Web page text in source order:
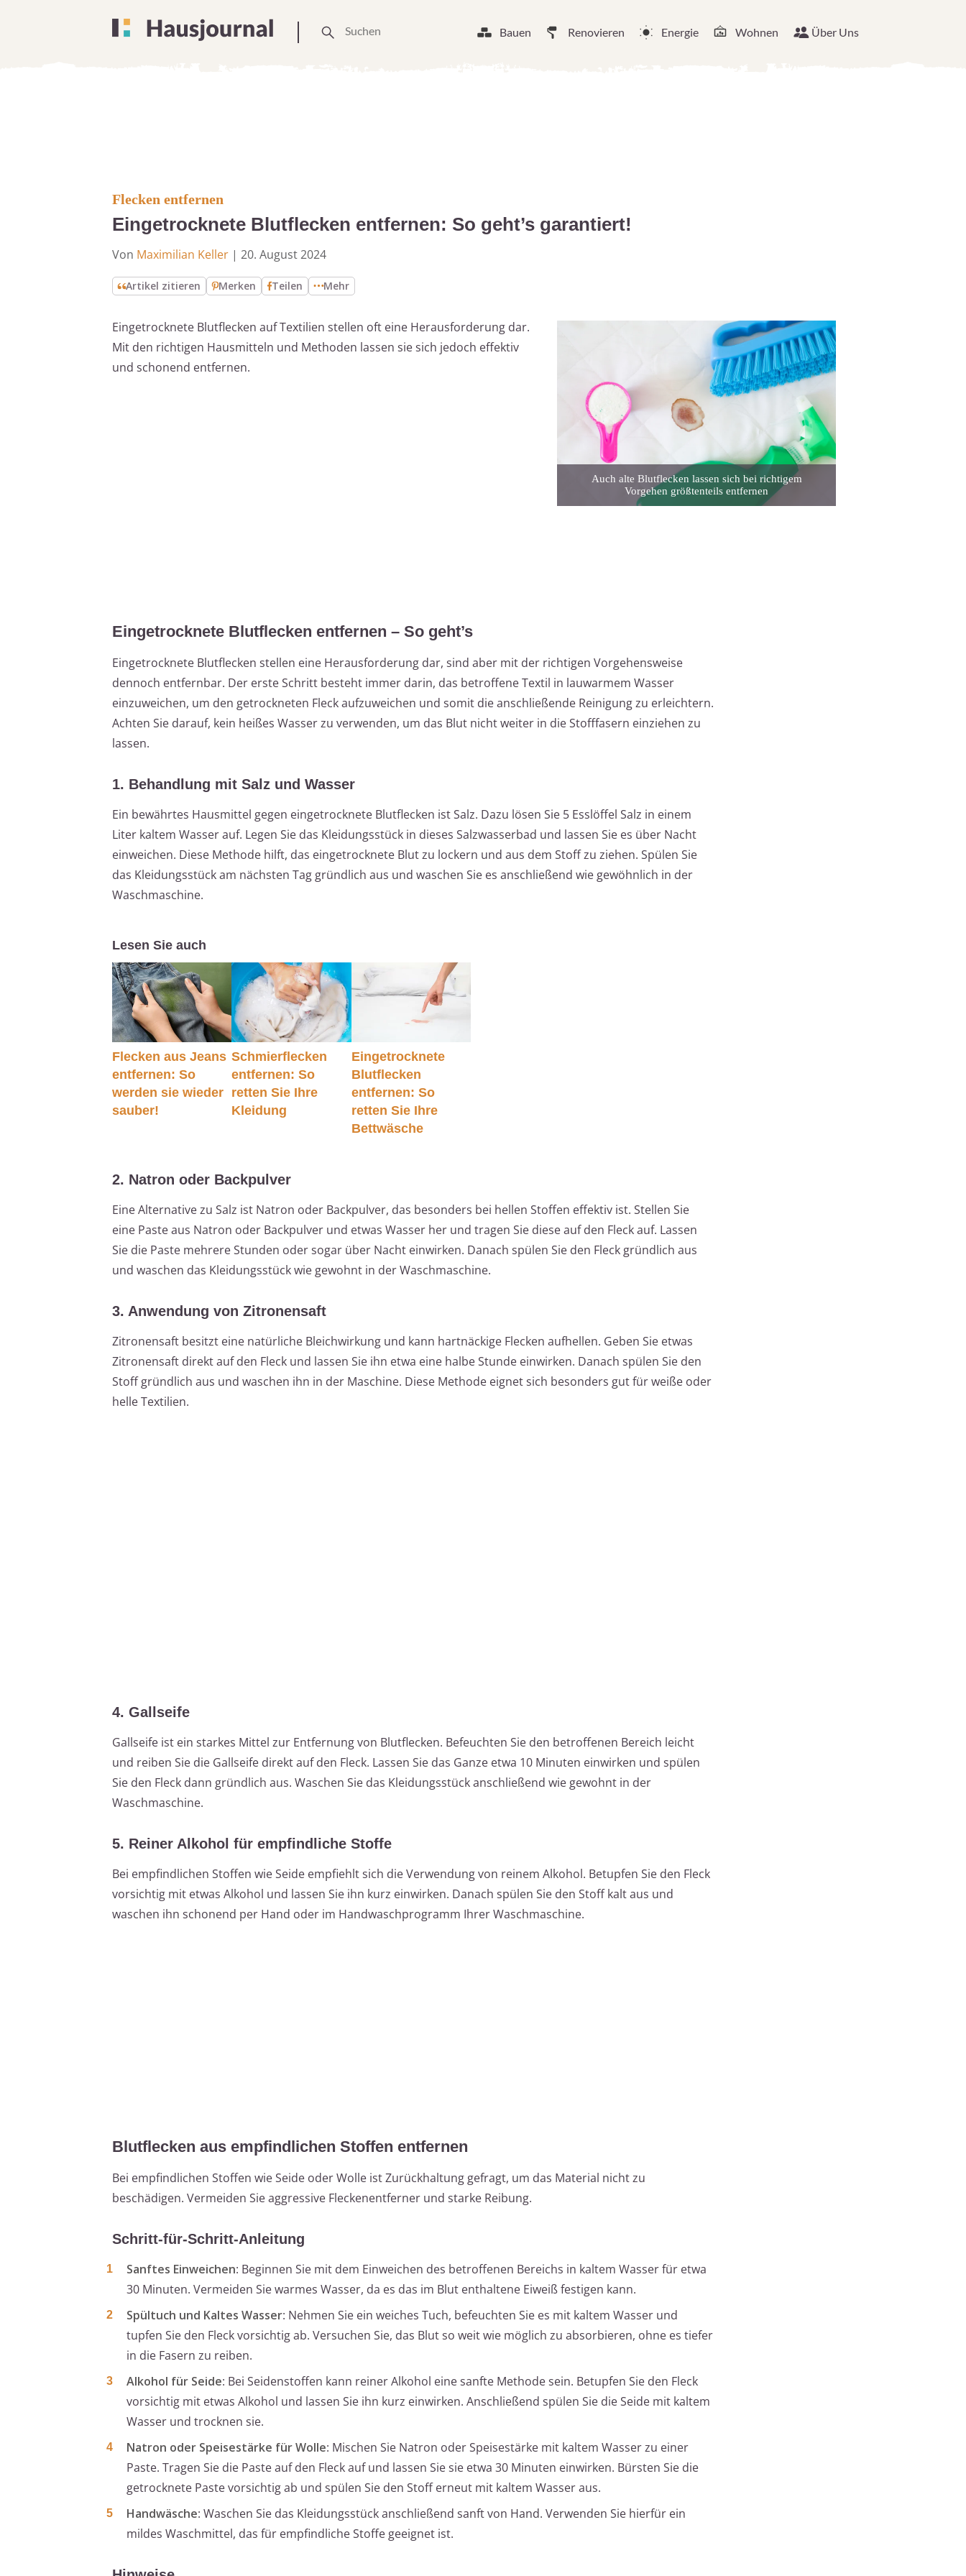
Bauen Renovieren Energie Wohnen Über Uns
Flecken entfernen
Eingetrocknete Blutflecken entfernen: So geht’s garantiert!
Von Maximilian Keller | 20. August 2024
Artikel zitieren Merken Teilen Mehr
Eingetrocknete Blutflecken auf Textilien stellen oft eine Herausforderung dar.
Mit den richtigen Hausmitteln und Methoden lassen sie sich jedoch effektiv
und schonend entfernen.
Auch alte Blutflecken lassen sich bei richtigem
Vorgehen größtenteils entfernen
Eingetrocknete Blutflecken entfernen – So geht’s
Eingetrocknete Blutflecken stellen eine Herausforderung dar, sind aber mit der richtigen Vorgehensweise
dennoch entfernbar. Der erste Schritt besteht immer darin, das betroffene Textil in lauwarmem Wasser
einzuweichen, um den getrockneten Fleck aufzuweichen und somit die anschließende Reinigung zu erleichtern.
Achten Sie darauf, kein heißes Wasser zu verwenden, um das Blut nicht weiter in die Stofffasern einziehen zu
lassen.
1. Behandlung mit Salz und Wasser
Ein bewährtes Hausmittel gegen eingetrocknete Blutflecken ist Salz. Dazu lösen Sie 5 Esslöffel Salz in einem
Liter kaltem Wasser auf. Legen Sie das Kleidungsstück in dieses Salzwasserbad und lassen Sie es über Nacht
einweichen. Diese Methode hilft, das eingetrocknete Blut zu lockern und aus dem Stoff zu ziehen. Spülen Sie
das Kleidungsstück am nächsten Tag gründlich aus und waschen Sie es anschließend wie gewöhnlich in der
Waschmaschine.
Lesen Sie auch
Flecken aus Jeans
entfernen: So
werden sie wieder
sauber!
Schmierflecken
entfernen: So
retten Sie Ihre
Kleidung
Eingetrocknete
Blutflecken
entfernen: So
retten Sie Ihre
Bettwäsche
2. Natron oder Backpulver
Eine Alternative zu Salz ist Natron oder Backpulver, das besonders bei hellen Stoffen effektiv ist. Stellen Sie
eine Paste aus Natron oder Backpulver und etwas Wasser her und tragen Sie diese auf den Fleck auf. Lassen
Sie die Paste mehrere Stunden oder sogar über Nacht einwirken. Danach spülen Sie den Fleck gründlich aus
und waschen das Kleidungsstück wie gewohnt in der Waschmaschine.
3. Anwendung von Zitronensaft
Zitronensaft besitzt eine natürliche Bleichwirkung und kann hartnäckige Flecken aufhellen. Geben Sie etwas
Zitronensaft direkt auf den Fleck und lassen Sie ihn etwa eine halbe Stunde einwirken. Danach spülen Sie den
Stoff gründlich aus und waschen ihn in der Maschine. Diese Methode eignet sich besonders gut für weiße oder
helle Textilien.
4. Gallseife
Gallseife ist ein starkes Mittel zur Entfernung von Blutflecken. Befeuchten Sie den betroffenen Bereich leicht
und reiben Sie die Gallseife direkt auf den Fleck. Lassen Sie das Ganze etwa 10 Minuten einwirken und spülen
Sie den Fleck dann gründlich aus. Waschen Sie das Kleidungsstück anschließend wie gewohnt in der
Waschmaschine.
5. Reiner Alkohol für empfindliche Stoffe
Bei empfindlichen Stoffen wie Seide empfiehlt sich die Verwendung von reinem Alkohol. Betupfen Sie den Fleck
vorsichtig mit etwas Alkohol und lassen Sie ihn kurz einwirken. Danach spülen Sie den Stoff kalt aus und
waschen ihn schonend per Hand oder im Handwaschprogramm Ihrer Waschmaschine.
Blutflecken aus empfindlichen Stoffen entfernen
Bei empfindlichen Stoffen wie Seide oder Wolle ist Zurückhaltung gefragt, um das Material nicht zu
beschädigen. Vermeiden Sie aggressive Fleckenentferner und starke Reibung.
Schritt-für-Schritt-Anleitung
Sanftes Einweichen: Beginnen Sie mit dem Einweichen des betroffenen Bereichs in kaltem Wasser für etwa
30 Minuten. Vermeiden Sie warmes Wasser, da es das im Blut enthaltene Eiweiß festigen kann.
Spültuch und Kaltes Wasser: Nehmen Sie ein weiches Tuch, befeuchten Sie es mit kaltem Wasser und
tupfen Sie den Fleck vorsichtig ab. Versuchen Sie, das Blut so weit wie möglich zu absorbieren, ohne es tiefer
in die Fasern zu reiben.
Alkohol für Seide: Bei Seidenstoffen kann reiner Alkohol eine sanfte Methode sein. Betupfen Sie den Fleck
vorsichtig mit etwas Alkohol und lassen Sie ihn kurz einwirken. Anschließend spülen Sie die Seide mit kaltem
Wasser und trocknen sie.
Natron oder Speisestärke für Wolle: Mischen Sie Natron oder Speisestärke mit kaltem Wasser zu einer
Paste. Tragen Sie die Paste auf den Fleck auf und lassen Sie sie etwa 30 Minuten einwirken. Bürsten Sie die
getrocknete Paste vorsichtig ab und spülen Sie den Stoff erneut mit kaltem Wasser aus.
Handwäsche: Waschen Sie das Kleidungsstück anschließend sanft von Hand. Verwenden Sie hierfür ein
mildes Waschmittel, das für empfindliche Stoffe geeignet ist.